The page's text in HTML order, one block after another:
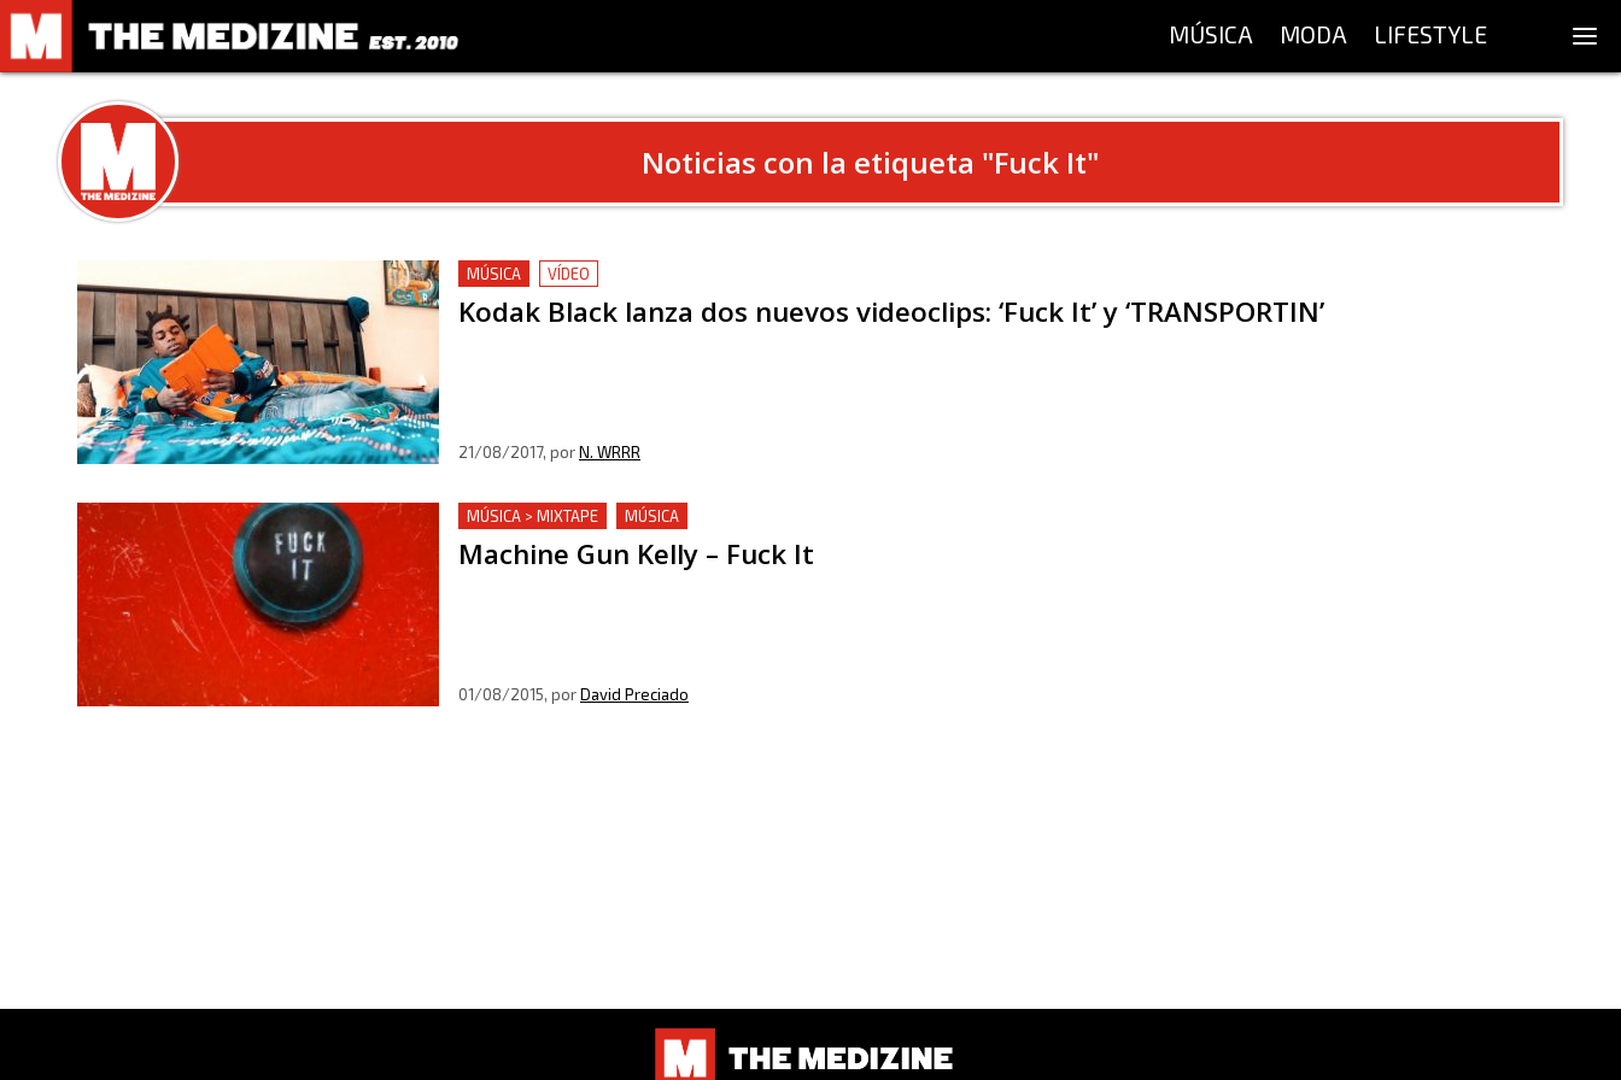
MÚSICA MODA LIFESTYLE
Noticias con la etiqueta "Fuck It"
MÚSICA VÍDEO
Kodak Black lanza dos nuevos videoclips: ‘Fuck It’ y ‘TRANSPORTIN’
21/08/2017, porN. WRRR
MÚSICA > MIXTAPE MÚSICA
Machine Gun Kelly – Fuck It
01/08/2015, porDavid Preciado